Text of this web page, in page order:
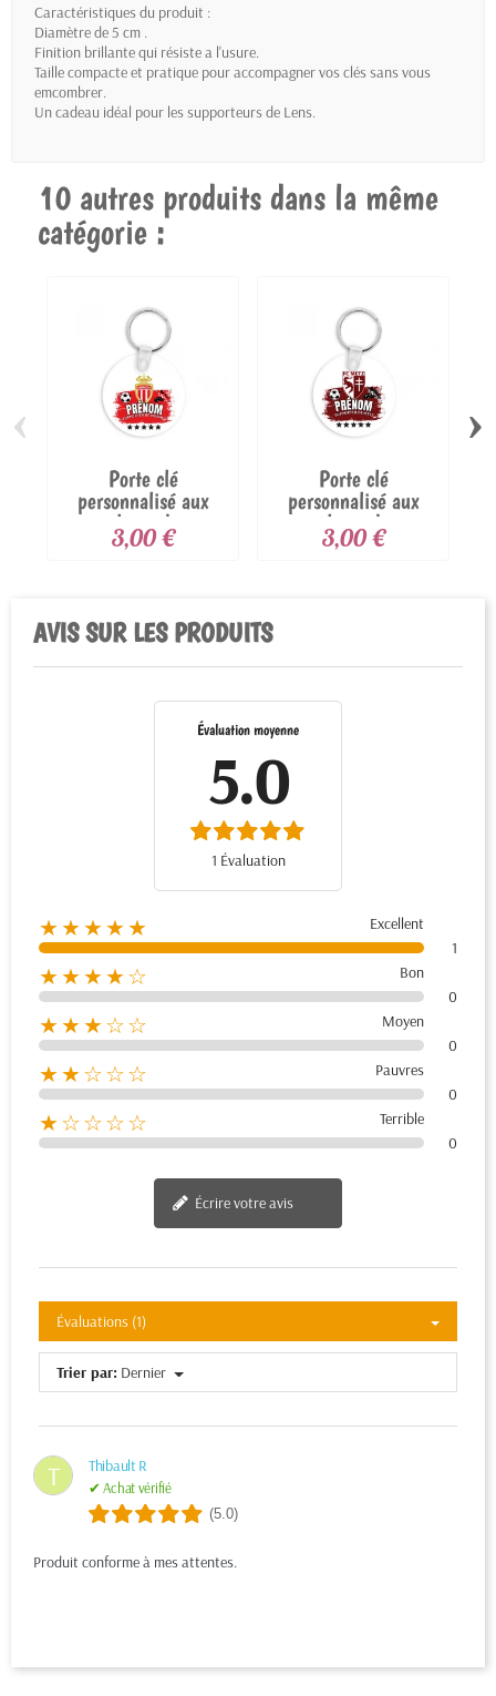
Caractéristiques du produit :
Diamètre de 5 cm .
Finition brillante qui résiste a l'usure.
Taille compacte et pratique pour accompagner vos clés sans vous
emcombrer.
Un cadeau idéal pour les supporteurs de Lens.
10 autres produits dans la même
catégorie :
Porte clé
personnalisé aux
couleurs de...
3,00 €
Porte clé
personnalisé aux
couleurs de...
3,00 €
‹ ›
AVIS SUR LES PRODUITS
Évaluation moyenne
5.0
1 Évaluation
★★★★★
Excellent
1
★★★★☆
Bon
0
★★★☆☆
Moyen
0
★★☆☆☆
Pauvres
0
★☆☆☆☆
Terrible
0
Écrire votre avis
Évaluations (1)
Trier par: Dernier
T Thibault R
✔ Achat vérifié
(5.0)
Produit conforme à mes attentes.